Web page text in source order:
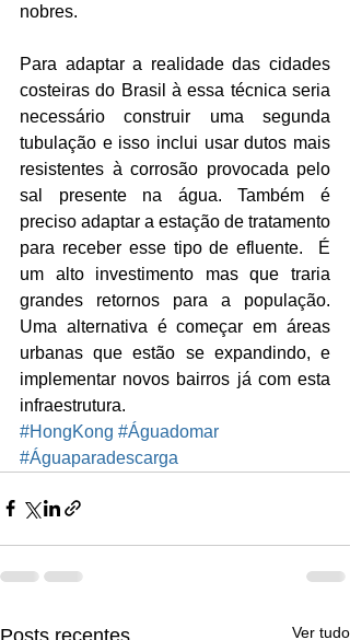
nobres.
Para adaptar a realidade das cidades
costeiras do Brasil à essa técnica seria
necessário construir uma segunda
tubulação e isso inclui usar dutos mais
resistentes à corrosão provocada pelo
sal presente na água. Também é
preciso adaptar a estação de tratamento
para receber esse tipo de efluente.  É
um alto investimento mas que traria
grandes retornos para a população.
Uma alternativa é começar em áreas
urbanas que estão se expandindo, e
implementar novos bairros já com esta
infraestrutura.
#HongKong #Águadomar
#Águaparadescarga
Posts recentes Ver tudo